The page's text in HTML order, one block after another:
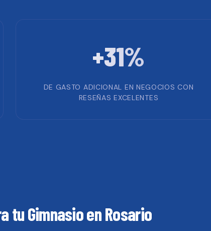
+31%
DE GASTO ADICIONAL EN NEGOCIOS CON
RESEÑAS EXCELENTES
tuGimnasioenRosario